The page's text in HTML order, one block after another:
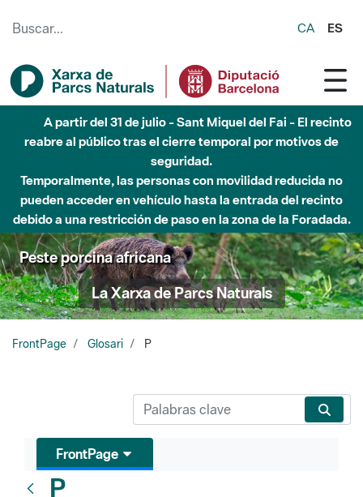
CA ES
Hasta diciembre de 2026 - Parque Fluvial Besós -
Afectaciones en el cauce del Parque Fluvial del Besòs debido
a obras de construcción de una pasarela sobre el río
Peste porcina africana
La Xarxa de Parcs Naturals
FrontPage Glosari P
Glosari
P